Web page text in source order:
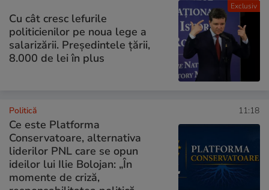
Exclusiv
Cu cât cresc lefurile
politicienilor pe noua lege a
salarizării. Președintele țării,
8.000 de lei în plus
Politică 11:18
Ce este Platforma
Conservatoare, alternativa
liderilor PNL care se opun
ideilor lui Ilie Bolojan: „În
momente de criză,